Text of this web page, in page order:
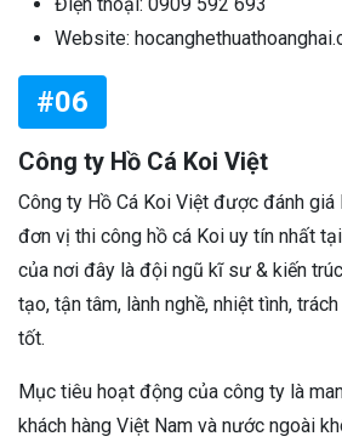
Website:
#06
Công ty Hồ Cá Koi Việt
Công ty Hồ Cá Koi Việt được đánh
đơn vị thi công hồ cá Koi uy tín nhất
của nơi đây là đội ngũ kĩ sư & kiến
tạo, tận tâm, lành nghề, nhiệt tình,
tốt.
Mục tiêu hoạt động của công ty là
khách hàng Việt Nam và nước ngoài